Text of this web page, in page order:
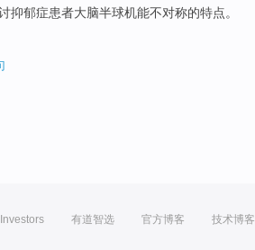
抑郁症患者大脑半球机能不对称的特点。
Investors 有道智选 官方博客 技术博客